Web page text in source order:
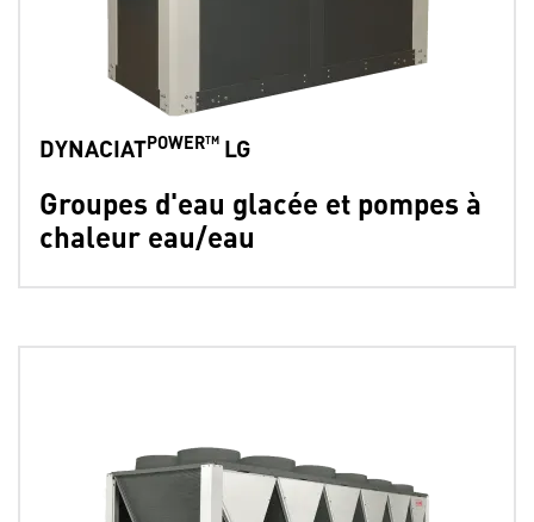
Groupes d'eau glacée et pompes à
chaleur eau/eau
DYNACIATPOWER™ LG